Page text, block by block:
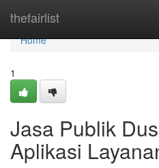
thefairlist
Home
Home
1
Jasa Publik
Aplikasi